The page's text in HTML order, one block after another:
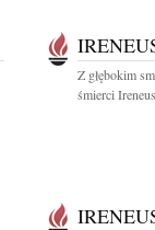
Z głębokim
śmierci